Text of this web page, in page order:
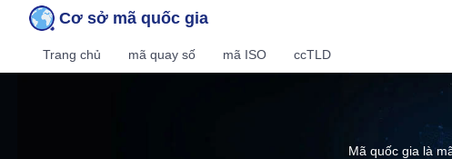
Cơ sở mã quốc gia
Trang chủ mã quay số mã ISO ccTLD
Mã quốc gia là